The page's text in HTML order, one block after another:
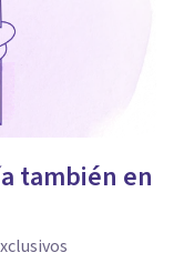
también en